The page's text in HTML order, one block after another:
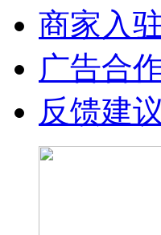
商家入
广告合
反馈建议